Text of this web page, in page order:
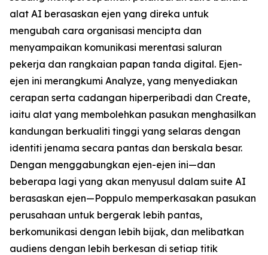
alat AI berasaskan ejen yang direka untuk
mengubah cara organisasi mencipta dan
menyampaikan komunikasi merentasi saluran
pekerja dan rangkaian papan tanda digital. Ejen-
ejen ini merangkumi Analyze, yang menyediakan
cerapan serta cadangan hiperperibadi dan Create,
iaitu alat yang membolehkan pasukan menghasilkan
kandungan berkualiti tinggi yang selaras dengan
identiti jenama secara pantas dan berskala besar.
Dengan menggabungkan ejen-ejen ini—dan
beberapa lagi yang akan menyusul dalam suite AI
berasaskan ejen—Poppulo memperkasakan pasukan
perusahaan untuk bergerak lebih pantas,
berkomunikasi dengan lebih bijak, dan melibatkan
audiens dengan lebih berkesan di setiap titik